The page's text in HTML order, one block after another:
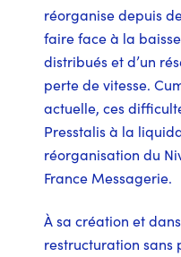
réorganise depuis
faire face à la
distribués et d’un
perte de vitesse.
actuelle, ces
Presstalis à la
réorganisation du
France Messagerie.
À sa création et
restructuration sans